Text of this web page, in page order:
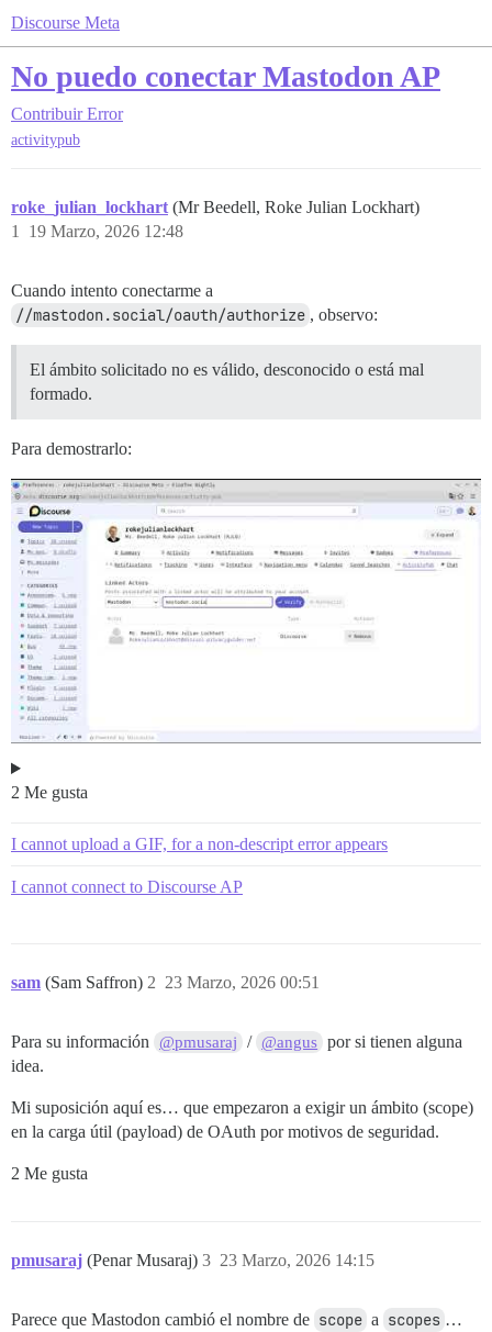
Discourse Meta
No puedo conectar Mastodon AP
Contribuir Error
activitypub
roke_julian_lockhart (Mr Beedell, Roke Julian Lockhart)
19 Marzo, 2026 12:48
1
Cuando intento conectarme a
//mastodon.social/oauth/authorize , observo:
El ámbito solicitado no es válido, desconocido o está mal
formado.
Para demostrarlo:
2 Me gusta
I cannot upload a GIF, for a non-descript error appears
I cannot connect to Discourse AP
sam (Sam Saffron) 23 Marzo, 2026 00:51
2
Para su información @pmusaraj / @angus por si tienen alguna
idea.
Mi suposición aquí es… que empezaron a exigir un ámbito (scope)
en la carga útil (payload) de OAuth por motivos de seguridad.
2 Me gusta
pmusaraj (Penar Musaraj) 23 Marzo, 2026 14:15
3
Parece que Mastodon cambió el nombre de scope a scopes …